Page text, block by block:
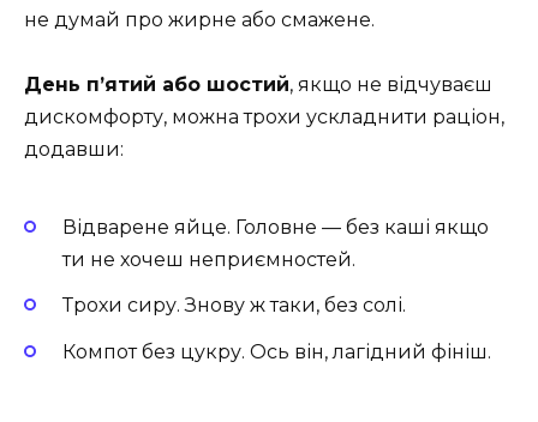
не думай про жирне або смажене.
День п’ятий або шостий, якщо не відчуваєш
дискомфорту, можна трохи ускладнити раціон,
додавши:
Відварене яйце. Головне — без каші якщо
ти не хочеш неприємностей.
Трохи сиру. Знову ж таки, без солі.
Компот без цукру. Ось він, лагідний фініш.